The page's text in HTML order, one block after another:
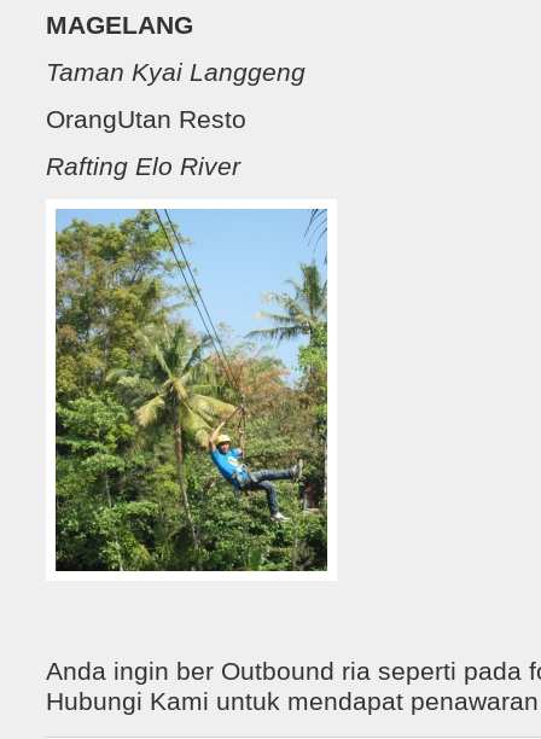
MAGELANG
Taman Kyai Langgeng
OrangUtan Resto
Rafting Elo River
Anda ingin ber Outbound ria seperti pada
Hubungi Kami untuk mendapat